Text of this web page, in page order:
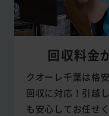
回収料金
クオーレ千葉は格
回収に対応！引越
も安心してお任せ